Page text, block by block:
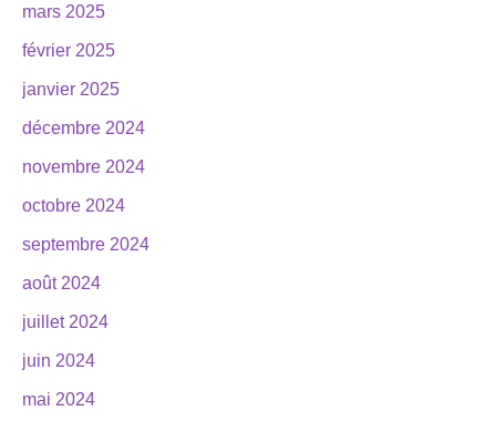
mars 2025
février 2025
janvier 2025
décembre 2024
novembre 2024
octobre 2024
septembre 2024
août 2024
juillet 2024
juin 2024
mai 2024